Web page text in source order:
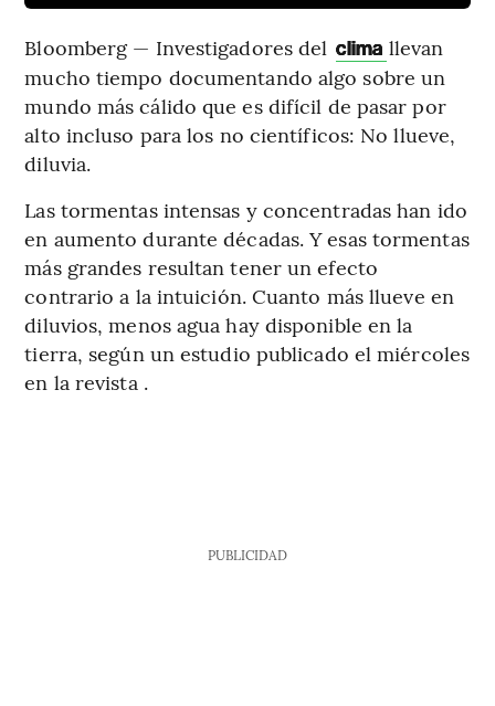
Bloomberg — Investigadores del clima llevan
mucho tiempo documentando algo sobre un
mundo más cálido que es difícil de pasar por
alto incluso para los no científicos: No llueve,
diluvia.
Las tormentas intensas y concentradas han ido
en aumento durante décadas. Y esas tormentas
más grandes resultan tener un efecto
contrario a la intuición. Cuanto más llueve en
diluvios, menos agua hay disponible en la
tierra, según un estudio publicado el miércoles
en la revista .
PUBLICIDAD